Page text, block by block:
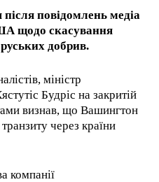
повідомлень медіа
щодо скасування
добрив.
міністр
Будріс на закритій
визнав, що Вашингтон
через країни
компанії